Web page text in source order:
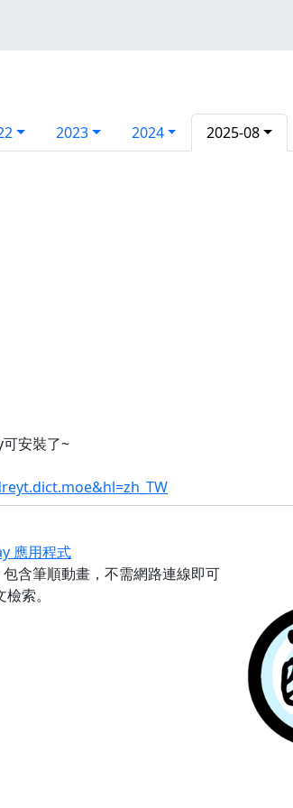
2023 2024 2025-08
安裝了~
應用程式
含筆順動畫，不需網路連線即可
索。